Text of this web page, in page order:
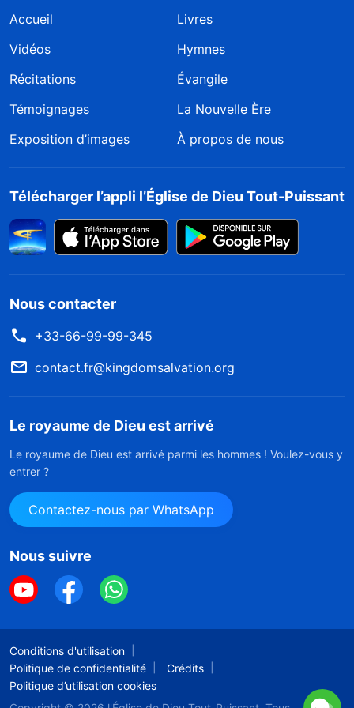
Accueil
Livres
Vidéos
Hymnes
Récitations
Évangile
Témoignages
La Nouvelle Ère
Exposition d’images
À propos de nous
Télécharger l’appli l’Église de Dieu Tout-Puissant
Nous contacter
+33-66-99-99-345
contact.fr@kingdomsalvation.org
Le royaume de Dieu est arrivé
Le royaume de Dieu est arrivé parmi les hommes ! Voulez-vous y
entrer ?
Contactez-nous par WhatsApp
Nous suivre
Conditions d'utilisation
Politique de confidentialité
Crédits
Politique d’utilisation cookies